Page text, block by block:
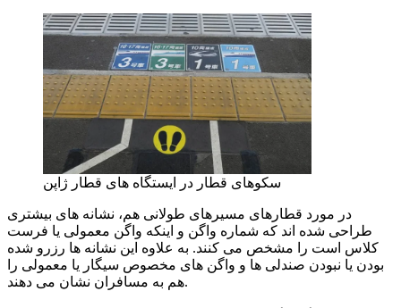
سکوهای قطار در ایستگاه های قطار ژاپن
در مورد قطارهای مسیرهای طولانی هم، نشانه های بیشتری
طراحی شده اند که شماره واگن و اینکه واگن معمولی یا فرست
کلاس است را مشخص می کنند. به علاوه این نشانه ها رزرو شده
بودن یا نبودن صندلی ها و واگن های مخصوص سیگار یا معمولی را
هم به مسافران نشان می دهند.